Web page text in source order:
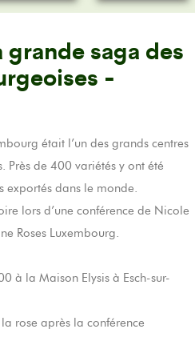
saga des
-
était l’un des grands centres
Près de 400 variétés y ont été
exportés dans le monde.
lors d’une conférence de Nicole
Roses Luxembourg.
à la Maison Elysis à Esch-sur-
rose après la conférence